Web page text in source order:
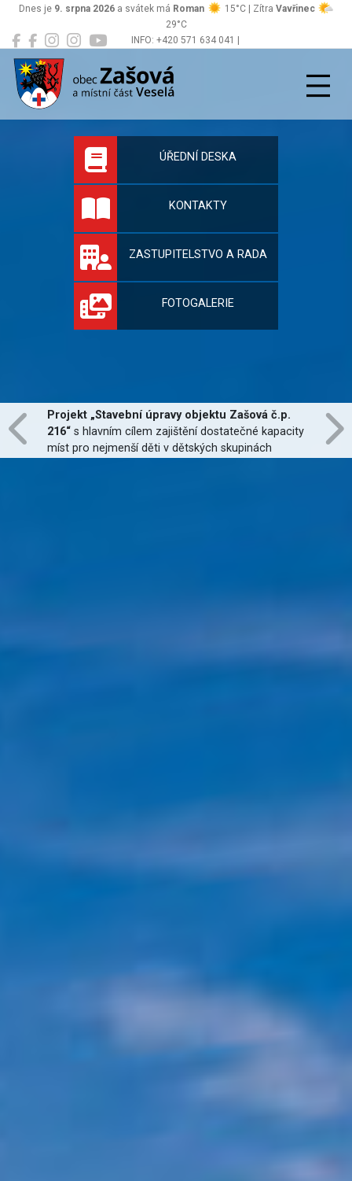
INFO: +420 571 634 041 |
Dnes je 9. srpna 2026 a svátek má Roman 15°C | Zítra Vavřinec
29°C
Zašová
Oficiální stránky
ÚŘEDNÍ DESKA
KONTAKTY
ZASTUPITELSTVO A RADA
FOTOGALERIE
Projekt „Stavební úpravy objektu Zašová č.p.
216“ s hlavním cílem zajištění dostatečné kapacity
míst pro nejmenší děti v dětských skupinách